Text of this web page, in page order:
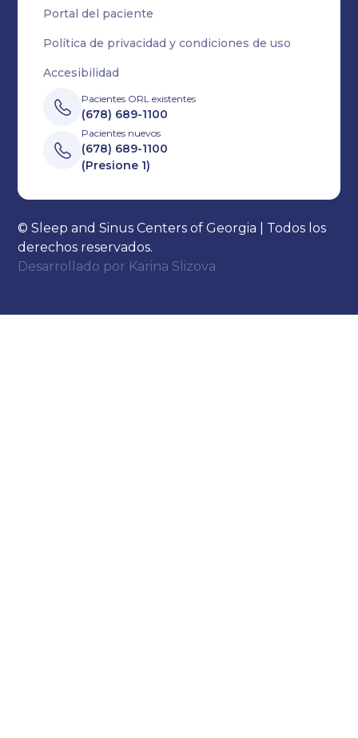
Portal del paciente
Política de privacidad y condiciones de uso
Accesibilidad
Pacientes ORL existentes
(678) 689-1100
Pacientes nuevos
(678) 689-1100
(Presione 1)
© Sleep and Sinus Centers of Georgia | Todos los
derechos reservados.
Desarrollado por Karina Slizova